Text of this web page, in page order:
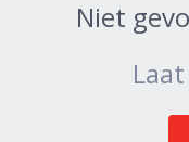
Niet